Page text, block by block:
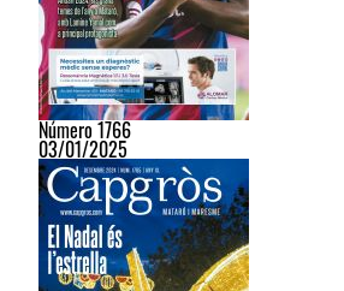
Número 1766
03/01/2025